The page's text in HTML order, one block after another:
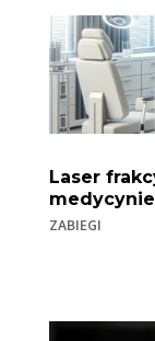
Laser
ZABIEGI